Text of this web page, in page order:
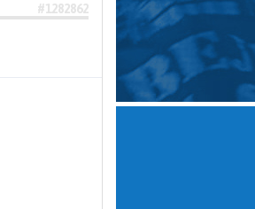
#1282862